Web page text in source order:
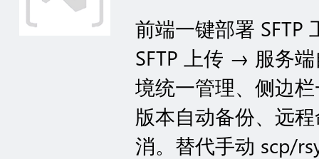
前端一键部署
SFTP 上传 → 服务
境统一管理、侧边
版本自动备份、远
消。替代手动 scp/